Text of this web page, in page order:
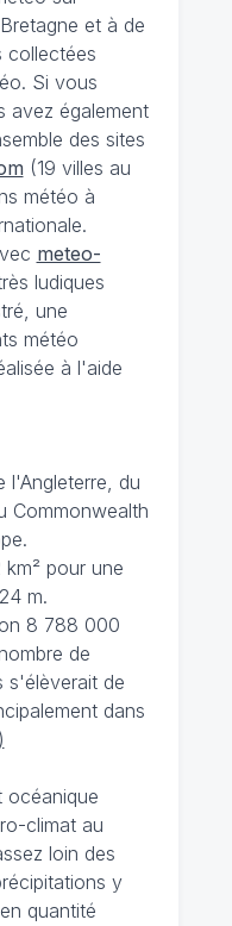
et à de
collectées
Si vous
avez également
des sites
(19 villes au
météo à
meteo-
ludiques
une
météo
à l'aide
l'Angleterre, du
Commonwealth
pour une
m.
8 788 000
de
s'élèverait de
dans
océanique
climat au
loin des
y
quantité